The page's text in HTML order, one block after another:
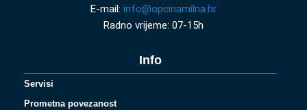
E-mail: info@opcinamilna.hr
Radno vrijeme: 07-15h
Info
Servisi
Prometna povezanost